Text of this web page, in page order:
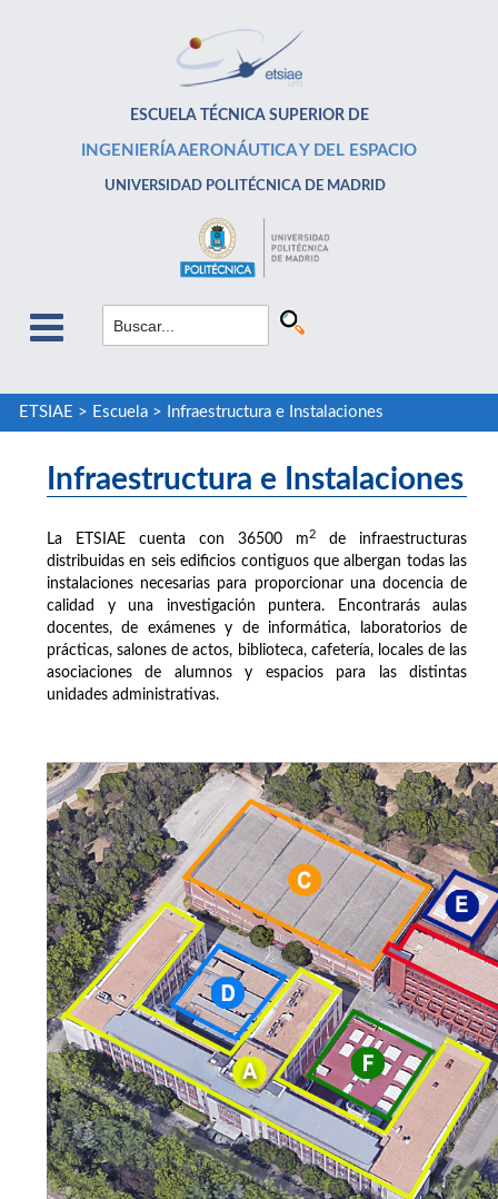
ESCUELA TÉCNICA SUPERIOR DE
INGENIERÍA AERONÁUTICA Y DEL ESPACIO
UNIVERSIDAD POLITÉCNICA DE MADRID
ETSIAE > Escuela> Infraestructura e Instalaciones
Infraestructura e Instalaciones
La ETSIAE cuenta con 36500 m2
de infraestructuras
distribuidas en seis edificios contiguos que albergan todas las
instalaciones necesarias para proporcionar una docencia de
calidad y una investigación puntera. Encontrarás aulas
docentes, de exámenes y de informática, laboratorios de
prácticas, salones de actos, biblioteca, cafetería, locales de las
asociaciones de alumnos y espacios para las distintas
unidades administrativas.